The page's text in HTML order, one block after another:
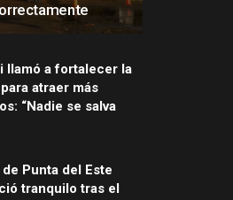
llamó a fortalecer la
atraer más
“Nadie se salva
Punta del Este
tranquilo tras el